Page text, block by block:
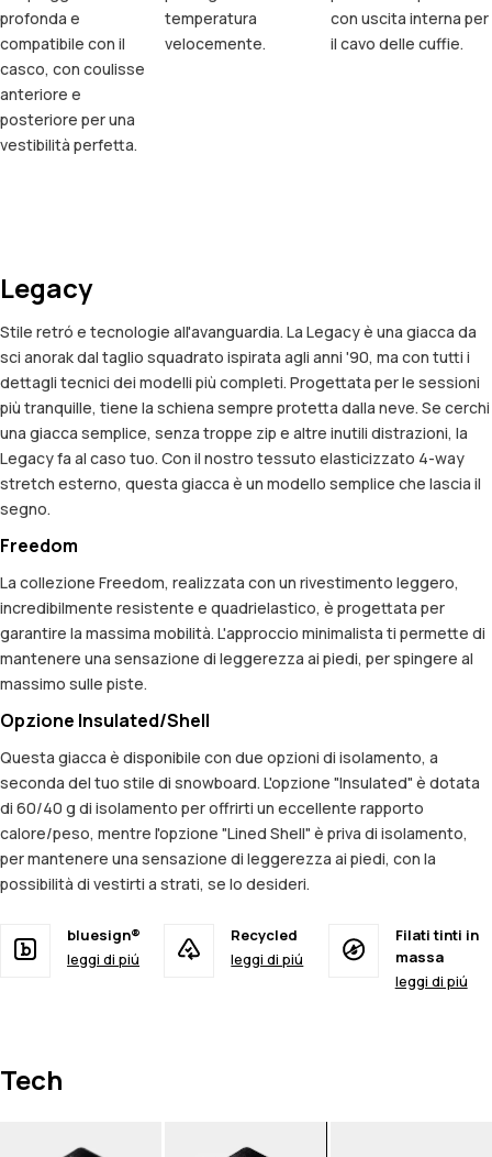
profonda e
compatibile con il
casco, con coulisse
anteriore e
posteriore per una
vestibilità perfetta.
temperatura
velocemente.
con uscita interna per
il cavo delle cuffie.
Legacy
Stile retró e tecnologie all'avanguardia. La Legacy è una giacca da
sci anorak dal taglio squadrato ispirata agli anni '90, ma con tutti i
dettagli tecnici dei modelli più completi. Progettata per le sessioni
più tranquille, tiene la schiena sempre protetta dalla neve. Se cerchi
una giacca semplice, senza troppe zip e altre inutili distrazioni, la
Legacy fa al caso tuo. Con il nostro tessuto elasticizzato 4-way
stretch esterno, questa giacca è un modello semplice che lascia il
segno.
Freedom
La collezione Freedom, realizzata con un rivestimento leggero,
incredibilmente resistente e quadrielastico, è progettata per
garantire la massima mobilità. L'approccio minimalista ti permette di
mantenere una sensazione di leggerezza ai piedi, per spingere al
massimo sulle piste.
Opzione Insulated/Shell
Questa giacca è disponibile con due opzioni di isolamento, a
seconda del tuo stile di snowboard. L'opzione "Insulated" è dotata
di 60/40 g di isolamento per offrirti un eccellente rapporto
calore/peso, mentre l'opzione "Lined Shell" è priva di isolamento,
per mantenere una sensazione di leggerezza ai piedi, con la
possibilità di vestirti a strati, se lo desideri.
bluesign®
leggi di piú
Recycled
leggi di piú
Filati tinti in
massa
leggi di piú
Tech